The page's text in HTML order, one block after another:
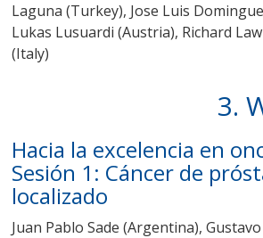
Laguna (Turkey), Jose Luis
Lukas Lusuardi (Austria), Richard
(Italy)
3.
Hacia la excelencia en
Sesión 1: Cáncer de
localizado
Juan Pablo Sade (Argentina),